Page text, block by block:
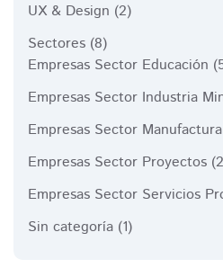
UX & Design (2)
Sectores (8)
Empresas Sector Educación
Empresas Sector Industria
Empresas Sector Manufactura
Empresas Sector Proyectos
Empresas Sector Servicios
Sin categoría (1)